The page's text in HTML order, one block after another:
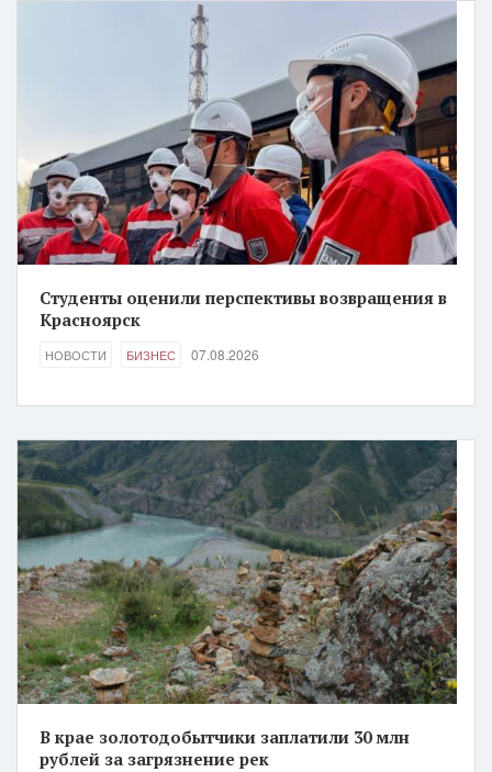
Студенты оценили перспективы возвращения в
Красноярск
НОВОСТИ БИЗНЕС 07.08.2026
В крае золотодобытчики заплатили 30 млн
рублей за загрязнение рек